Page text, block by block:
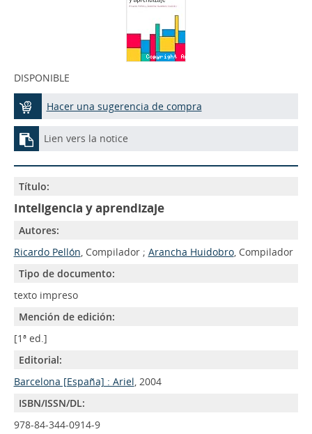
DISPONIBLE
Hacer una sugerencia de compra
Lien vers la notice
Título:
Inteligencia y aprendizaje
Autores:
Ricardo Pellón, Compilador ; Arancha Huidobro, Compilador
Tipo de documento:
texto impreso
Mención de edición:
[1ª ed.]
Editorial:
Barcelona [España] : Ariel, 2004
ISBN/ISSN/DL:
978-84-344-0914-9